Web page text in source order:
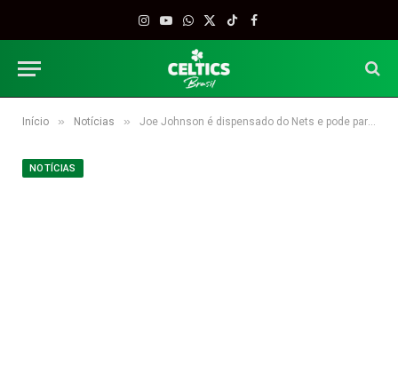
Instagram
YouTube
WhatsApp
X
TikTokFacebook
Início » Notícias » Joe Johnson é dispensado do Nets e pode parar em Boston
NOTÍCIAS